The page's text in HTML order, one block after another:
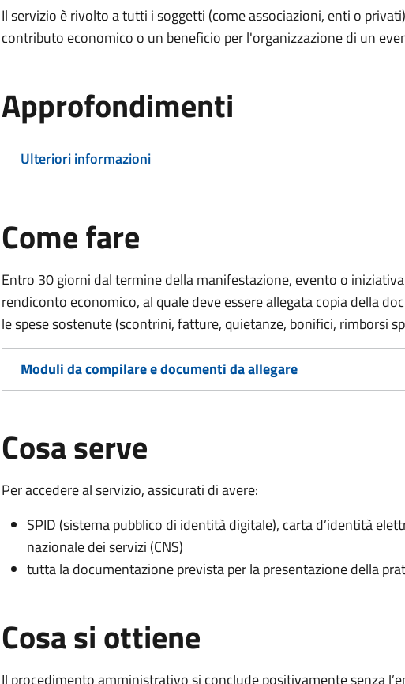
Il servizio è rivolto a tutti i soggetti (come associazioni, enti o
contributo economico o un beneficio per l'organizzazione di un
Approfondimenti
Ulteriori informazioni
Come fare
Entro 30 giorni dal termine della manifestazione, evento o
rendiconto economico, al quale deve essere allegata copia della
le spese sostenute (scontrini, fatture, quietanze, bonifici, rimborsi
Moduli da compilare e documenti da allegare
Cosa serve
Per accedere al servizio, assicurati di avere:
SPID (sistema pubblico di identità digitale), carta d’identità
nazionale dei servizi (CNS)
tutta la documentazione prevista per la presentazione della
Cosa si ottiene
Il procedimento amministrativo si conclude positivamente senza